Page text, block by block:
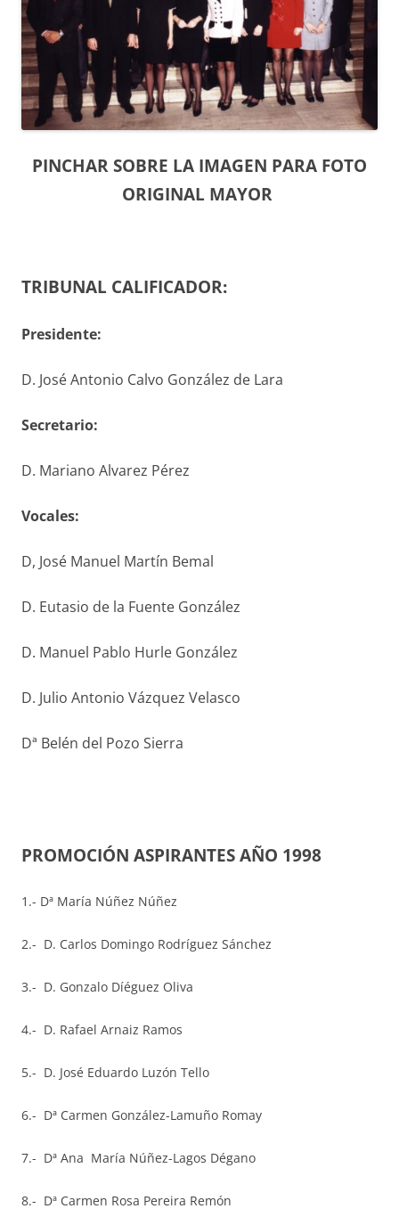
PINCHAR SOBRE LA IMAGEN PARA FOTO
ORIGINAL MAYOR
TRIBUNAL CALIFICADOR:
Presidente:
D. José Antonio Calvo González de Lara
Secretario:
D. Mariano Alvarez Pérez
Vocales:
D, José Manuel Martín Bemal
D. Eutasio de la Fuente González
D. Manuel Pablo Hurle González
D. Julio Antonio Vázquez Velasco
Dª Belén del Pozo Sierra
PROMOCIÓN ASPIRANTES AÑO 1998
1.- Dª María Núñez Núñez
2.- D. Carlos Domingo Rodríguez Sánchez
3.- D. Gonzalo Díéguez Oliva
4.- D. Rafael Arnaiz Ramos
5.- D. José Eduardo Luzón Tello
6.- Dª Carmen González-Lamuño Romay
7.- Dª Ana María Núñez-Lagos Dégano
8.- Dª Carmen Rosa Pereira Remón